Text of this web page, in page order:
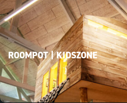
ROOMPOT | KIDSZONE